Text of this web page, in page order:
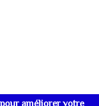
améliorer votre